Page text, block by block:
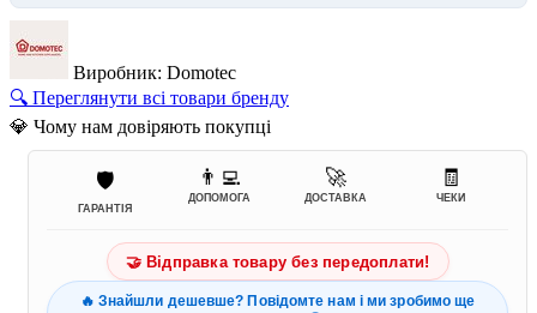
Виробник: Domotec
🔍 Переглянути всі товари бренду
💎 Чому нам довіряють покупці
🛡️
ГАРАНТІЯ
👨‍💻
ДОПОМОГА
🚀
ДОСТАВКА
🧾
ЧЕКИ
🤝 Відправка товару без передоплати!
🔥 Знайшли дешевше? Повідомте нам і ми зробимо ще